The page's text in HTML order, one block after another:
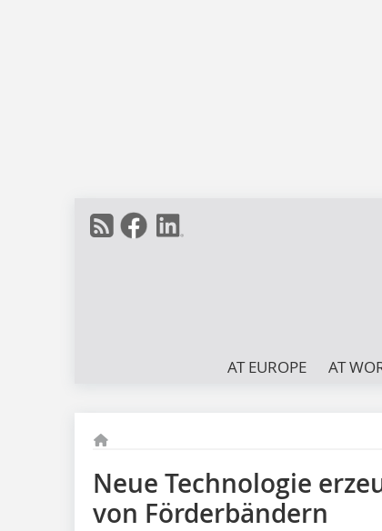
AT EUROPE AT
Neue Technologie
von Förderbändern